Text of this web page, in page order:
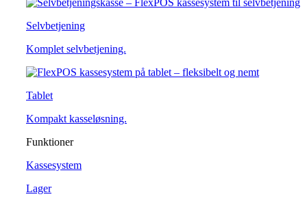
Selvbetjening
Komplet selvbetjening.
Tablet
Kompakt kasseløsning.
Funktioner
Kassesystem
Lager